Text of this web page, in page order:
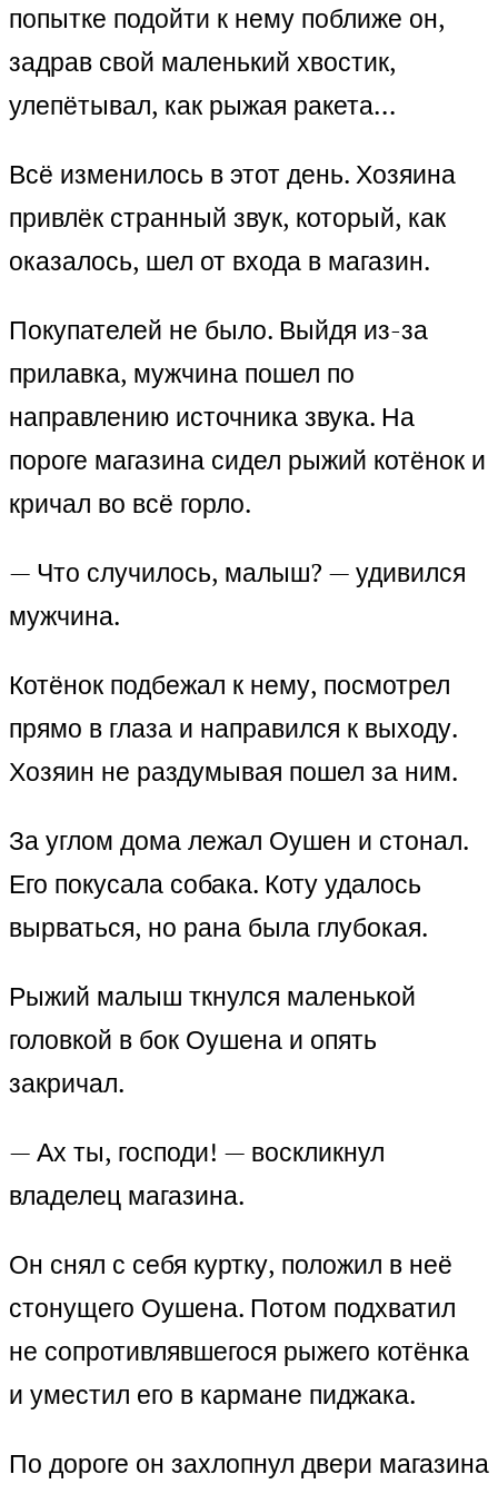
попытке подойти к нему поближе он,
задрав свой маленький хвостик,
улепётывал, как рыжая ракета…
Всё изменилось в этот день. Хозяина
привлёк странный звук, который, как
оказалось, шел от входа в магазин.
Покупателей не было. Выйдя из-за
прилавка, мужчина пошел по
направлению источника звука. На
пороге магазина сидел рыжий котёнок и
кричал во всё горло.
— Что случилось, малыш? — удивился
мужчина.
Котёнок подбежал к нему, посмотрел
прямо в глаза и направился к выходу.
Хозяин не раздумывая пошел за ним.
За углом дома лежал Оушен и стонал.
Его покусала собака. Коту удалось
вырваться, но рана была глубокая.
Рыжий малыш ткнулся маленькой
головкой в бок Оушена и опять
закричал.
— Ах ты, господи! — воскликнул
владелец магазина.
Он снял с себя куртку, положил в неё
стонущего Оушена. Потом подхватил
не сопротивлявшегося рыжего котёнка
и уместил его в кармане пиджака.
По дороге он захлопнул двери магазина